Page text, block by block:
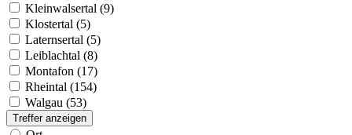
Kleinwalsertal (9)
Klostertal (5)
Laternsertal (5)
Leiblachtal (8)
Montafon (17)
Rheintal (154)
Walgau (53)
Treffer anzeigen